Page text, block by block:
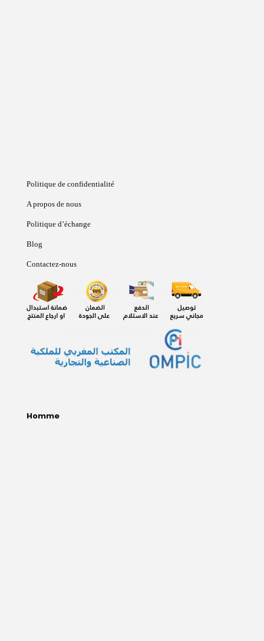
Politique de confidentialité
A propos de nous
Politique d’échange
Blog
Contactez-nous
Homme